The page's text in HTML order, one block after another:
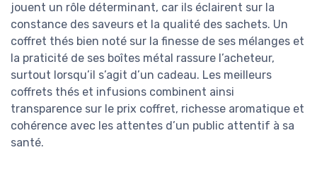
jouent un rôle déterminant, car ils éclairent sur la
constance des saveurs et la qualité des sachets. Un
coffret thés bien noté sur la finesse de ses mélanges et
la praticité de ses boîtes métal rassure l’acheteur,
surtout lorsqu’il s’agit d’un cadeau. Les meilleurs
coffrets thés et infusions combinent ainsi
transparence sur le prix coffret, richesse aromatique et
cohérence avec les attentes d’un public attentif à sa
santé.